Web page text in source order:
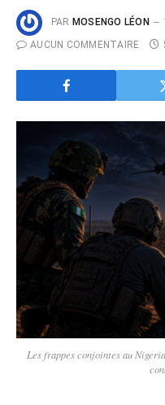
PAR MOSENGO LÉON
AUCUN COMMENTAIRE
Les frappes conjointes au